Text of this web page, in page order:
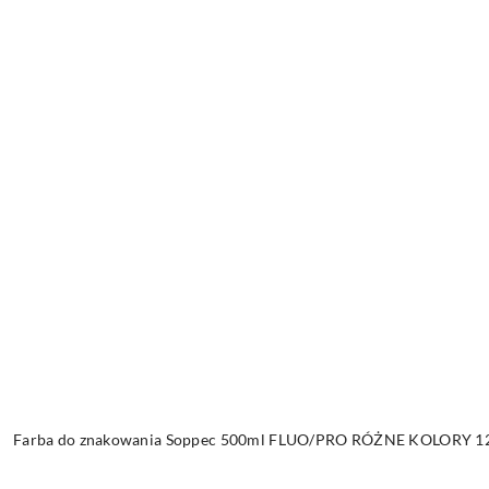
Farba do znakowania Soppec 500ml FLUO/PRO RÓŻNE KOLORY